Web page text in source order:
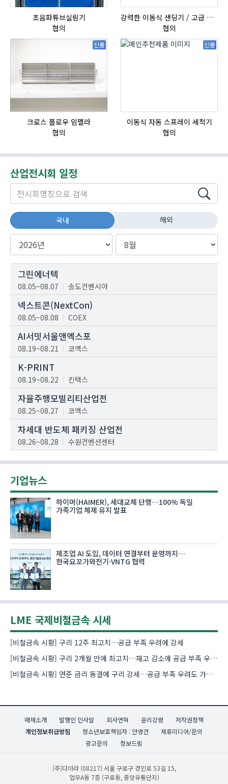
초음파튜브실링기
협의
강력한 이동식 샌딩기 / 고급 이태리 IBIX샌드블라스터
협의
신품
크로스 플로우 임펠라
협의
신품
이동식 자동 스프레이 세척기
협의
산업전시회 일정
국내 해외
그린에너텍
08.05~08.07 송도컨벤시아
넥스트콘(NextCon)
08.05~08.08 COEX
AI서밋서울앤엑스포
08.19~08.21 코엑스
K-PRINT
08.19~08.22 킨텍스
자율주행모빌리티산업전
08.25~08.27 코엑스
차세대 반도체 패키징 산업전
08.26~08.28 수원컨벤션센터
기업뉴스
하이머(HAIMER), 세대교체 단행…100% 독일
가족기업 체제 유지 발표
제조업 AI 도입, 데이터 연결부터 운영까지…
한국요꼬가와전기·VNTG 협력
LME 국제비철금속 시세
[비철금속 시황] 구리 12주 최고치…공급 부족 우려에 강세
[비철금속 시황] 구리 2개월 만에 최고치…재고 감소에 공급 부족 우려 확대
[비철금속 시황] 연준 금리 동결에 구리 강세…공급 부족 우려도 가격 지지
매체소개 발행인 인사말 회사연혁 윤리강령
저작권정책
개인정보취급방침
청소년보호책임자 : 안영건
제휴미디어/문의
광고문의
정보드림
(주)다아라 (08217) 서울 구로구 경인로 53길 15,
업무A동 7층 (구로동, 중앙유통단지)